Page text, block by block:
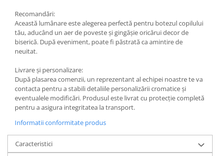
Recomandări:
Această lumânare este alegerea perfectă pentru botezul copilului
tău, aducând un aer de poveste și gingășie oricărui decor de
biserică. După eveniment, poate fi păstrată ca amintire de
neuitat.
Livrare și personalizare:
După plasarea comenzii, un reprezentant al echipei noastre te va
contacta pentru a stabili detaliile personalizării cromatice și
eventualele modificări. Produsul este livrat cu protecție completă
pentru a asigura integritatea la transport.
Informatii conformitate produs
Caracteristici